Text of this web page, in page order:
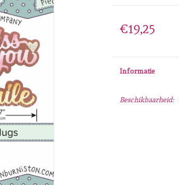
€19,25
Informatie
Beschikbaarheid: